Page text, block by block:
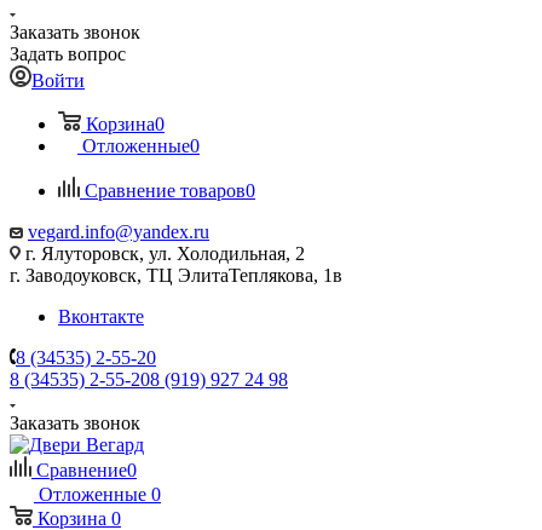
Заказать звонок
Задать вопрос
Войти
Корзина0
Отложенные0
Сравнение товаров0
vegard.info@yandex.ru
г. Ялуторовск, ул. Холодильная, 2
г. Заводоуковск, ​ТЦ Элита​Теплякова, 1в
Вконтакте
8 (34535) 2-55-20
8 (34535) 2-55-208 (919) 927 24 98
Заказать звонок
Сравнение0
Отложенные 0
Корзина 0